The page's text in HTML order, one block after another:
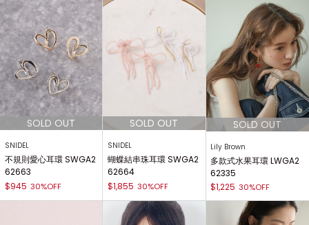
SNIDEL
不規則愛心耳環 SWGA2
62663
$945 30%OFF
SNIDEL
蝴蝶結串珠耳環 SWGA2
62664
$1,855 30%OFF
Lily Brown
多款式水果耳環 LWGA2
62335
$1,225 30%OFF